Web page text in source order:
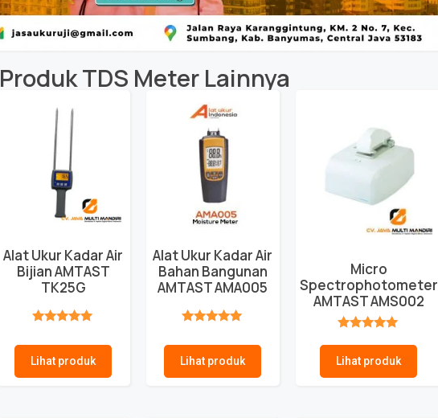
ProdukTDS MeterLainnya
Alat Ukur Kadar Air
Bijian AMTAST
TK25G
Lihat produk
Alat Ukur Kadar Air
Bahan Bangunan
AMTAST AMA005
Lihat produk
Micro
Spectrophotometer
AMTAST AMS002
Lihat produk